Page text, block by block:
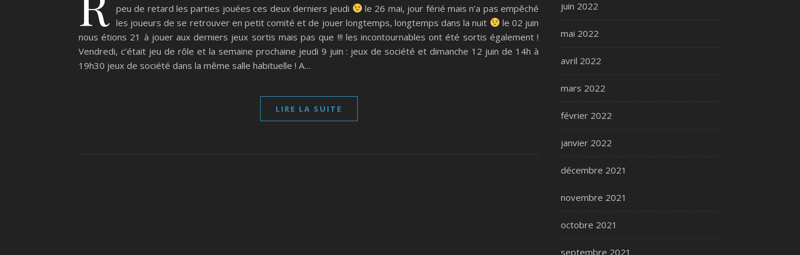
peu de retard les parties jouées ces deux derniers jeudi
le 26 mai, jour férié mais n’a pas empêché
les joueurs de se retrouver en petit comité et de jouer longtemps, longtemps dans la nuit
le 02 juin
nous étions 21 à jouer aux derniers jeux sortis mais pas que !!! les incontournables ont été sortis également !
Vendredi, c’était jeu de rôle et la semaine prochaine jeudi 9 juin : jeux de société et dimanche 12 juin de 14h à
19h30 jeux de société dans la même salle habituelle ! A…
LIRE LA SUITE
juin 2022
mai 2022
avril 2022
mars 2022
février 2022
janvier 2022
décembre 2021
novembre 2021
octobre 2021
septembre 2021